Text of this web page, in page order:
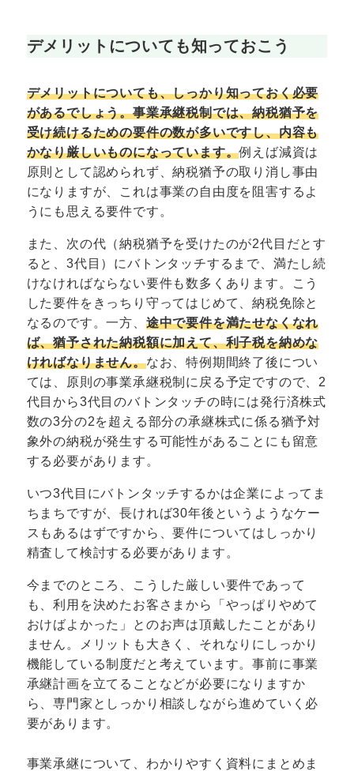
デメリットについても知っておこう
デメリットについても、しっかり知っておく必要
があるでしょう。事業承継税制では、納税猶予を
受け続けるための要件の数が多いですし、内容も
かなり厳しいものになっています。例えば減資は
原則として認められず、納税猶予の取り消し事由
になりますが、これは事業の自由度を阻害するよ
うにも思える要件です。
また、次の代（納税猶予を受けたのが2代目だとす
ると、3代目）にバトンタッチするまで、満たし続
けなければならない要件も数多くあります。こう
した要件をきっちり守ってはじめて、納税免除と
なるのです。一方、 途中で要件を満たせなくなれ
ば、猶予された納税額に加えて、利子税を納めな
ければなりません。なお、特例期間終了後につい
ては、原則の事業承継税制に戻る予定ですので、2
代目から3代目のバトンタッチの時には発行済株式
数の3分の2を超える部分の承継株式に係る猶予対
象外の納税が発生する可能性があることにも留意
する必要があります。
いつ3代目にバトンタッチするかは企業によってま
ちまちですが、長ければ30年後というようなケー
スもあるはずですから、要件についてはしっかり
精査して検討する必要があります。
今までのところ、こうした厳しい要件であって
も、利用を決めたお客さまから「やっぱりやめて
おけばよかった」とのお声は頂戴したことがあり
ません。メリットも大きく、それなりにしっかり
機能している制度だと考えています。事前に事業
承継計画を立てることなどが必要になりますか
ら、専門家としっかり相談しながら進めていく必
要があります。
事業承継について、わかりやすく資料にまとめま